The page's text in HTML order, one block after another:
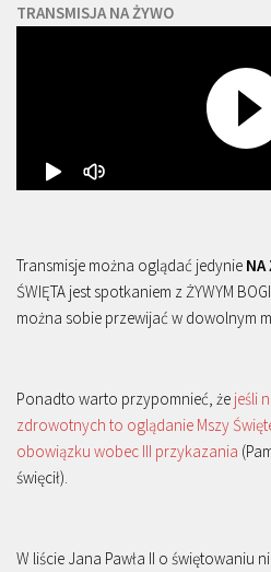
TRANSMISJA NA ŻYWO
Transmisje można oglądać jedynie NA
ŚWIĘTA jest spotkaniem z ŻYWYM
można sobie przewijać w dowolnym
Ponadto warto przypomnieć, że jeśli
zdrowotnych to oglądanie Mszy
obowiązku wobec III przykazania
święcił).
W liście Jana Pawła II o świętowaniu